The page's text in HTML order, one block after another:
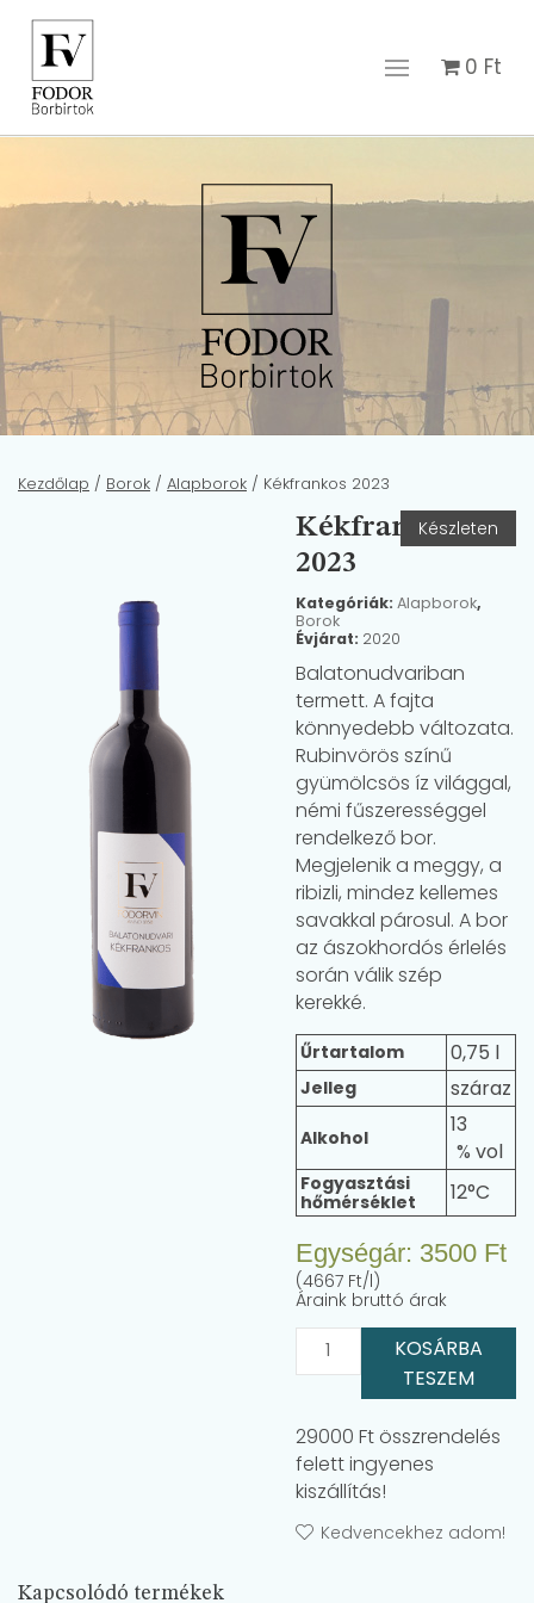
0 Ft
Kezdőlap / Borok / Alapborok / Kékfrankos 2023
Készleten
Kékfrankos
2023
Kategóriák: Alapborok,
Borok
Évjárat: 2020
Balatonudvariban
termett. A fajta
könnyedebb változata.
Rubinvörös színű
gyümölcsös íz világgal,
némi fűszerességgel
rendelkező bor.
Megjelenik a meggy, a
ribizli, mindez kellemes
savakkal párosul. A bor
az ászokhordós érlelés
során válik szép
kerekké.
Űrtartalom 0,75 l
Jelleg száraz
Alkohol 13
Fogyasztási
hőmérséklet
12°C
Egységár: 3500 Ft
(4667 Ft/l)
Áraink bruttó árak
KOSÁRBA
TESZEM
29000 Ft összrendelés
felett ingyenes
kiszállítás!
Kedvencekhez adom!
Kapcsolódó termékek